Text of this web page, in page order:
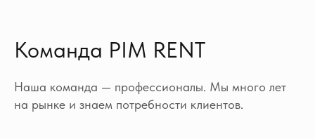
Команда PIM RENT
Наша команда — профессионалы. Мы много лет
на рынке и знаем потребности клиентов.